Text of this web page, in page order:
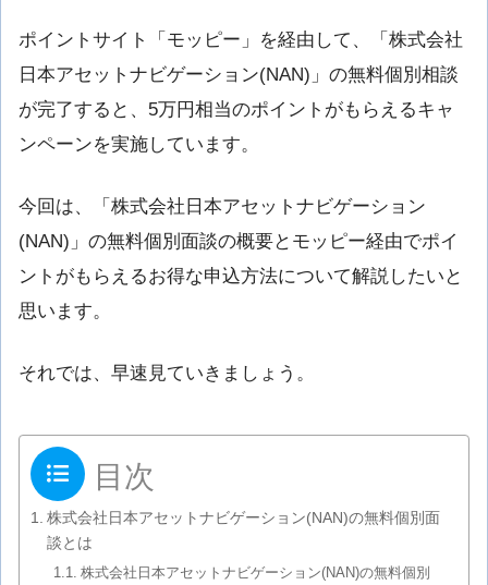
ポイントサイト「モッピー」を経由して、「株式会社
日本アセットナビゲーション(NAN)」の無料個別相談
が完了すると、5万円相当のポイントがもらえるキャ
ンペーンを実施しています。
今回は、「株式会社日本アセットナビゲーション
(NAN)」の無料個別面談の概要とモッピー経由でポイ
ントがもらえるお得な申込方法について解説したいと
思います。
それでは、早速見ていきましょう。
目次
株式会社日本アセットナビゲーション(NAN)の無料個別面
談とは
株式会社日本アセットナビゲーション(NAN)の無料個別